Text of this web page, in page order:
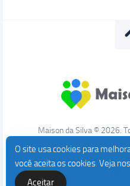
Maison da Silva © 2026.
O site usa cookies para
você aceita os cookies. Veja
Aceitar